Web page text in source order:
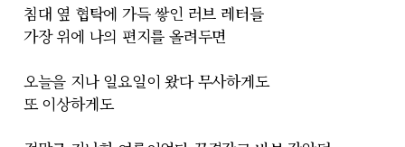
침대 옆 협탁에 가득 쌓인 러브 레터들
가장 위에 나의 편지를 올려두면
오늘을 지나 일요일이 왔다 무사하게도
또 이상하게도